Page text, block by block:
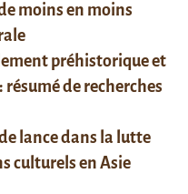
moins en moins
préhistorique et
résumé de recherches
lance dans la lutte
culturels en Asie